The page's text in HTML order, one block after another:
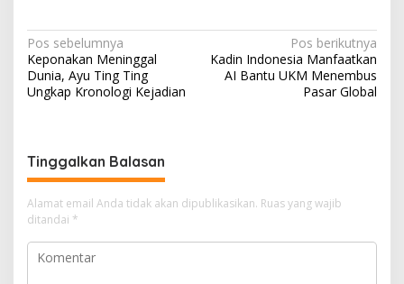
at
s
A
p
e
gr
a
e
o
re
a
ar
e
N
a
v
g
a
s
i
p
Pos sebelumnya
Keponakan Meninggal
Dunia, Ayu Ting Ting
Ungkap Kronologi Kejadian
Pos berikutnya
Kadin Indonesia Manfaatkan
AI Bantu UKM Menembus
Pasar Global
Tinggalkan Balasan
Alamat email Anda tidak akan dipublikasikan. Ruas yang wajib
ditandai *